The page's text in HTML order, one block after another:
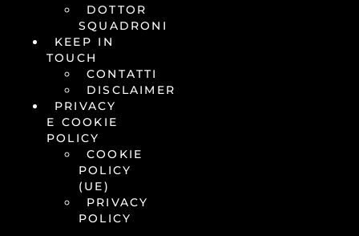
DOTTOR
SQUADRONI
KEEP IN
TOUCH
CONTATTI
DISCLAIMER
PRIVACY
E COOKIE
POLICY
COOKIE
POLICY
(UE)
PRIVACY
POLICY